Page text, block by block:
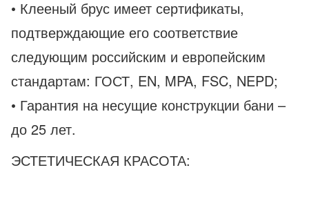
• Клееный брус имеет сертификаты,
подтверждающие его соответствие
следующим российским и европейским
стандартам: ГОСТ, EN, MPA, FSC, NEPD;
• Гарантия на несущие конструкции бани –
до 25 лет.
ЭСТЕТИЧЕСКАЯ КРАСОТА: